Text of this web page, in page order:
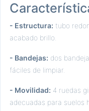
- Estructura: tubo
acabado brillo.
- Bandejas: dos
fáciles de limpiar.
- Movilidad: 4 ruedas
adecuadas para suelos